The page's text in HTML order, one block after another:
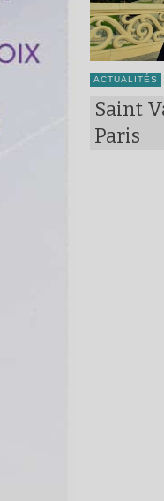
ACTUALITÉS
Saint
Paris